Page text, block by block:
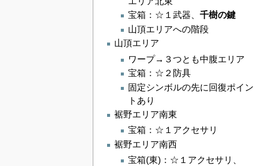
宝箱：☆１武器、 千樹の鍵
山頂エリアへの階段
山頂エリア
ワープ→３つとも中腹エリア
宝箱：☆２防具
固定シンボルの先に回復ポイン
トあり
裾野エリア南東
宝箱：☆１アクセサリ
裾野エリア南西
宝箱(東)：☆１アクセサリ、